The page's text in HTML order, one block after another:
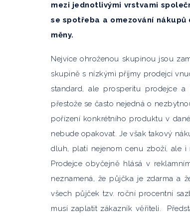
mezi jednotlivými vrstvami
se spotřeba a omezování
měny.
Nejvíce ohroženou skupinou jsou
skupině s nízkými příjmy prodejci
standard, ale prosperitu prodejce
přestože se často nejedná o
pořízení konkrétního produktu v
nebude opakovat. Je však takový
dluh, platí nejenom cenu zboží, ale
Prodejce obyčejně hlásá v
neznamená, že půjčka je zdarma a
všech půjček tzv. roční procentní
musí zaplatit zákazník věřiteli.